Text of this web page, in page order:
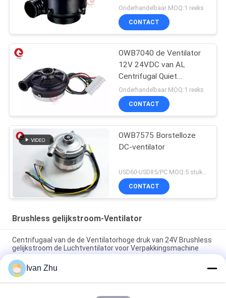
inflatie van de Motor24v
Lucht de Ventilatorcapa
Ventilator
Onderhandelbaar MOQ:1 reeks
CONTACT
OWB7040 de Ventilator
12V 24VDC van AL
Centrifugal Quiet
Inspirator Respirator
CPAP BIPAP
Onderhandelbaar MOQ:1 reeks
CONTACT
OWB7575 Borstelloze
DC-ventilator
USD60-USD85/PC MOQ:5 stuks (monster beschikbaar)
CONTACT
Brushless gelijkstroom-Ventilator
Centrifugaal van de de Ventilatorhoge druk van 24V Brushless
gelijkstroom de Luchtventilator voor Verpakkingsmachine
Van de Motorventilators van 24VDC 10.5Kpa 33M3/H BLDC de
Ventilator van de de SerreLuchtcirculatie
Ivan Zhu